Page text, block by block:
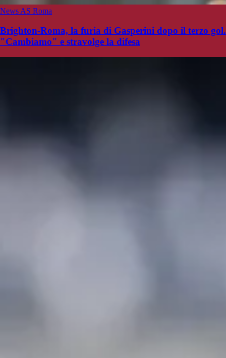
News AS Roma
Brighton-Roma, la furia di Gasperini dopo il terzo gol.
"Cambiamo" e stravolge la difesa